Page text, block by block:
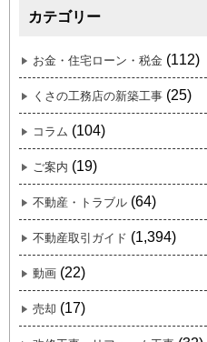
カテゴリー
お金・住宅ローン・税金 (112)
くさの工務店の新築工事 (25)
コラム (104)
ご案内 (19)
不動産・トラブル (64)
不動産取引ガイド (1,394)
動画 (22)
売却 (17)